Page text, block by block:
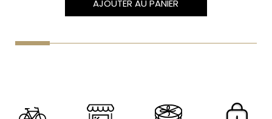
AJOUTER AU PANIER